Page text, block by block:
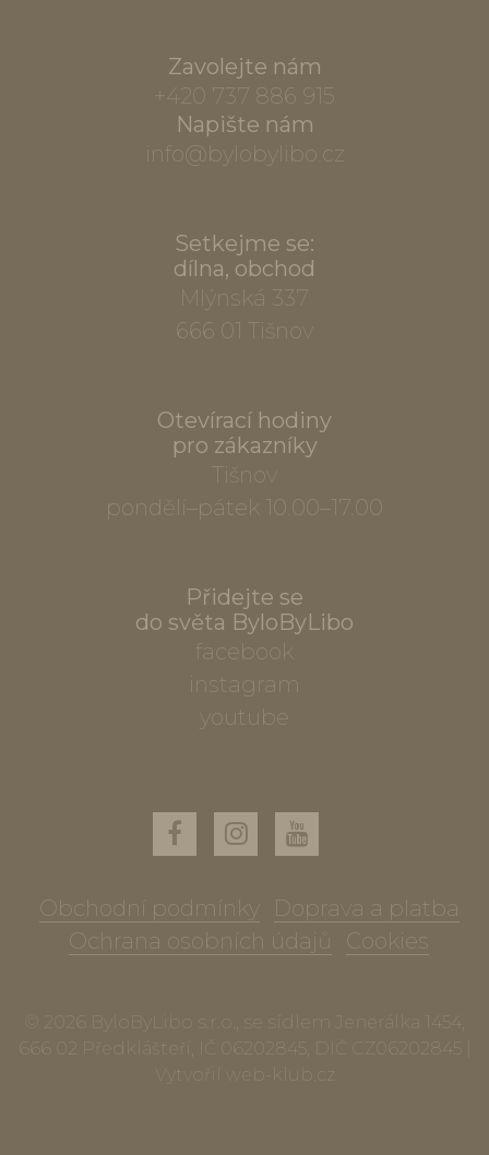
Zavolejte nám
+420 737 886 915
Napište nám
info@bylobylibo.cz
Setkejme se:
dílna, obchod
Mlýnská 337
666 01 Tišnov
Otevírací hodiny
pro zákazníky
Tišnov
pondělí–pátek 10.00–17.00
Přidejte se
do světa ByloByLibo
facebook
instagram
youtube
Obchodní podmínky
Doprava a platba
Ochrana osobních údajů
Cookies
© 2026 ByloByLibo s.r.o., se sídlem Jenerálka 1454,
666 02 Předklášteří, IČ 06202845, DIČ CZ06202845 |
Vytvořil